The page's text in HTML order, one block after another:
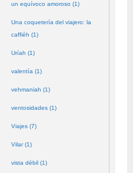
un equívoco amoroso (1)
Una coquetería del viajero: la
caffiéh (1)
Uríah (1)
valentía (1)
vehmaniah (1)
ventosidades (1)
Viajes (7)
Vilar (1)
vista débil (1)